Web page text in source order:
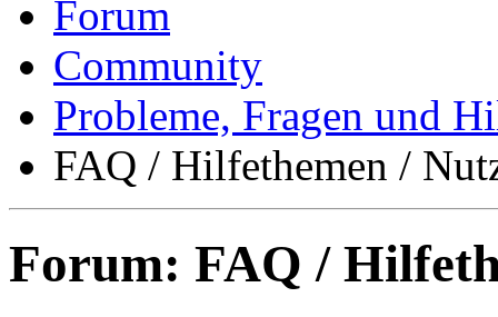
Forum
Community
Probleme, Fragen und
FAQ / Hilfethemen /
Forum: FAQ /